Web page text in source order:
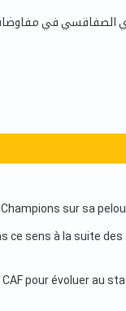
sur sa
ce sens à la suite
pour évoluer au